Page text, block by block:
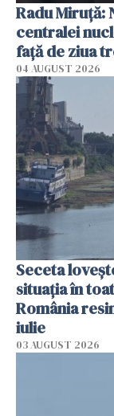
Radu Miruţă:
centralei
faţă de ziua
04 AUGUST 2026
Seceta
situația în
România
iulie
03 AUGUST 2026